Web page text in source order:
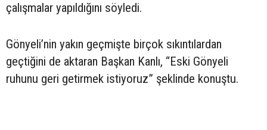
çalışmalar yapıldığını söyledi.
Gönyeli’nin yakın geçmişte birçok sıkıntılardan
geçtiğini de aktaran Başkan Kanlı, “Eski Gönyeli
ruhunu geri getirmek istiyoruz” şeklinde konuştu.